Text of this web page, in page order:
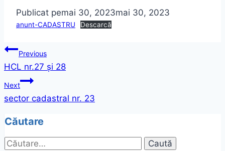
Publicat pemai 30, 2023mai 30, 2023
anunt-CADASTRU Descarcă
Navigare
în
articole
Previous
HCL nr.27 și 28
Next
sector cadastral nr. 23
Căutare
Caută